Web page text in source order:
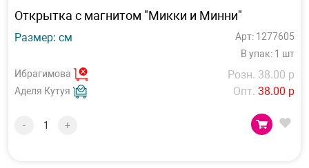
Открытка с магнитом "Микки и Минни"
Размер: см
Арт: 1277605
В упак: 1 шт
Ибрагимова
Аделя Кутуя
Розн. 38.00 р
Опт. 38.00 р
- +